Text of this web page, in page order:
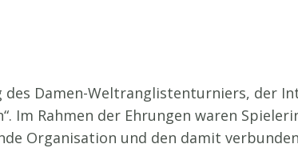
Damen-Weltranglistenturniers, der
Rahmen der Ehrungen waren
Organisation und den damit